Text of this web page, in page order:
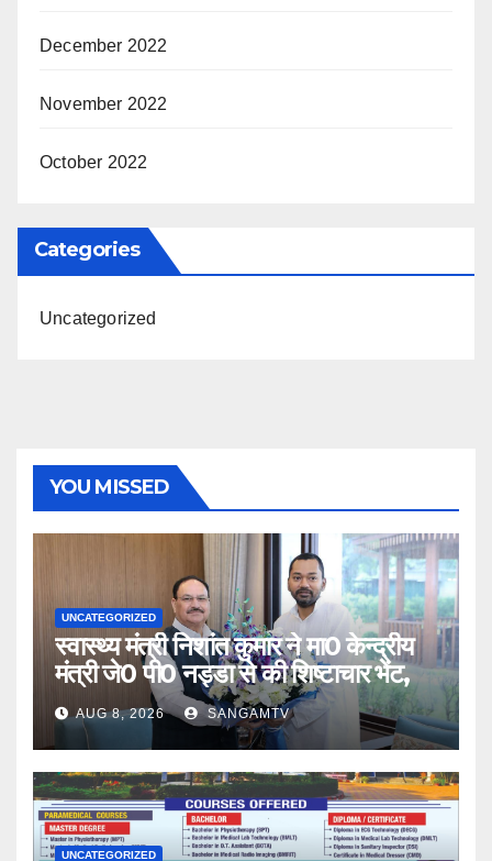
December 2022
November 2022
October 2022
Categories
Uncategorized
YOU MISSED
UNCATEGORIZED
स्वास्थ्य मंत्री निशांत कुमार ने मा0 केन्द्रीय
मंत्री जे0 पी0 नड्डा से की शिष्टाचार भेंट,
AUG 8, 2026 SANGAMTV
UNCATEGORIZED